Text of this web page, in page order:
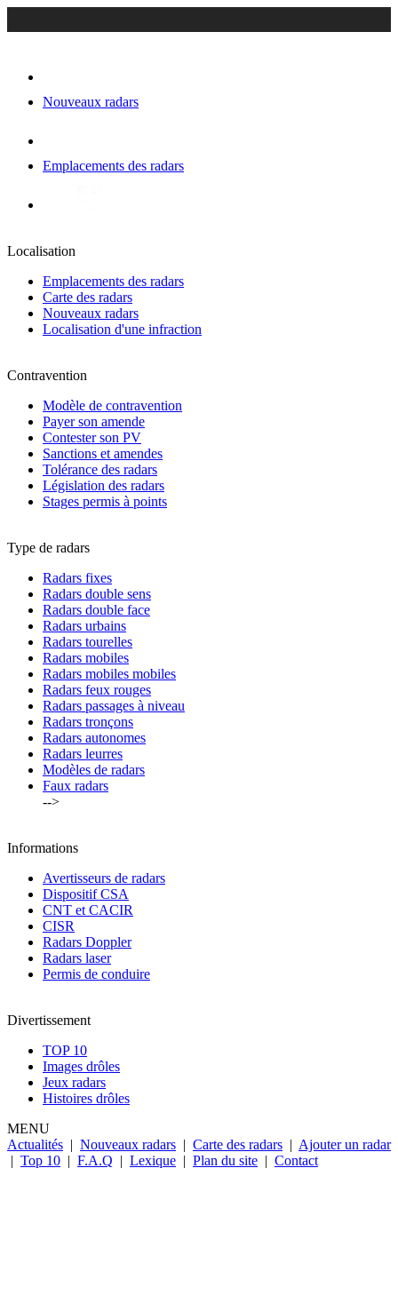
Nouveaux radars
Emplacements des radars
Localisation
Emplacements des radars
Carte des radars
Nouveaux radars
Localisation d'une infraction
Contravention
Modèle de contravention
Payer son amende
Contester son PV
Sanctions et amendes
Tolérance des radars
Législation des radars
Stages permis à points
Type de radars
Radars fixes
Radars double sens
Radars double face
Radars urbains
Radars tourelles
Radars mobiles
Radars mobiles mobiles
Radars feux rouges
Radars passages à niveau
Radars tronçons
Radars autonomes
Radars leurres
Modèles de radars
Faux radars
-->
Informations
Avertisseurs de radars
Dispositif CSA
CNT et CACIR
CISR
Radars Doppler
Radars laser
Permis de conduire
Divertissement
TOP 10
Images drôles
Jeux radars
Histoires drôles
MENU
Actualités | Nouveaux radars | Carte des radars | Ajouter un radar
| Top 10 | F.A.Q | Lexique | Plan du site | Contact